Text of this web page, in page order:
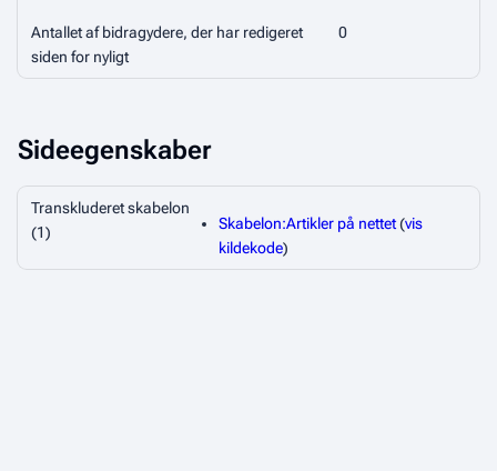
Antallet af bidragydere, der har redigeret
siden for nyligt
0
Sideegenskaber
Transkluderet skabelon
(1)
Skabelon:Artikler på nettet(vis
kildekode)